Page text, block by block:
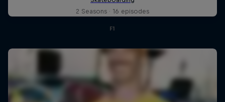
2 Seasons · 16 episodes
F1